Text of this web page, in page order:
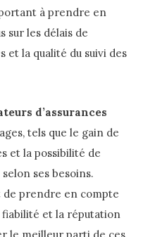
à prendre en
sur les délais de
et la qualité du suivi des
d’assurances
tels que le gain de
et la possibilité de
ses besoins.
prendre en compte
et la réputation